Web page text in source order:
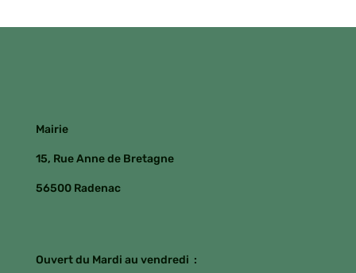
Mairie
15, Rue Anne de Bretagne
56500 Radenac
Ouvert du Mardi au vendredi :